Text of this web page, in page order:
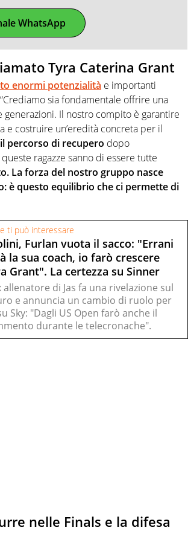
WhatsApp
Tyra Caterina Grant
enormi potenzialità e importanti
sia fondamentale offrire una
Il nostro compito è garantire
e costruire un’eredità concreta per il
percorso di recupero dopo
ragazze sanno di essere tutte
La forza del nostro gruppo nasce
è questo equilibrio che ci permette di
ti può interessare
Furlan vuota il sacco: "Errani
la sua coach, io farò crescere
Grant". La certezza su Sinner
allenatore di Jas fa una rivelazione sul
e annuncia un cambio di ruolo per
Sky: "Dagli US Open farò anche il
durante le telecronache".
nelle Finals e la difesa